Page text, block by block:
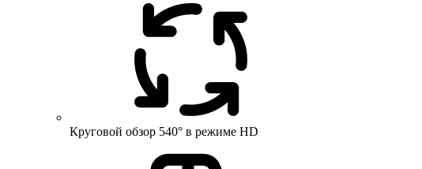
Круговой обзор 540° в режиме HD